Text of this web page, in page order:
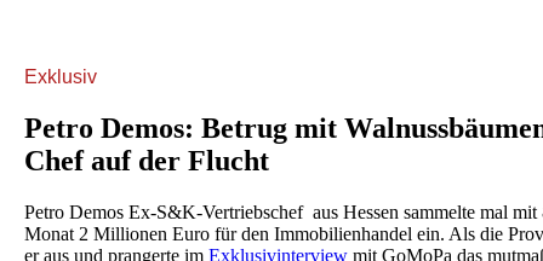
Exklusiv
Petro Demos: Betrug mit
Chef auf der Flucht
Petro Demos Ex-S&K-Vertriebschef aus Hessen sammelte mal mit
Monat 2 Millionen Euro für den Immobilienhandel ein. Als die
er aus und prangerte im Exklusivinterview mit GoMoPa das